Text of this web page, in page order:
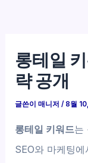
롱테일
략 공개
글쓴이매니저/ 8월
롱테일 키워드는
SEO와 마케팅